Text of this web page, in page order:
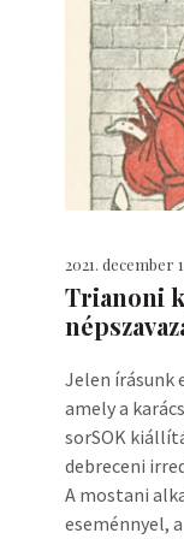
2021. december
Trianoni
Jelen írásunk
amely a
sorSOK
debreceni
A mostani
eseménnyel,